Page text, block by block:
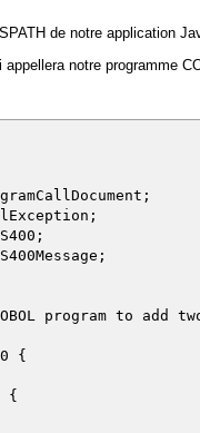
de notre application
notre programme
program to add
{
{